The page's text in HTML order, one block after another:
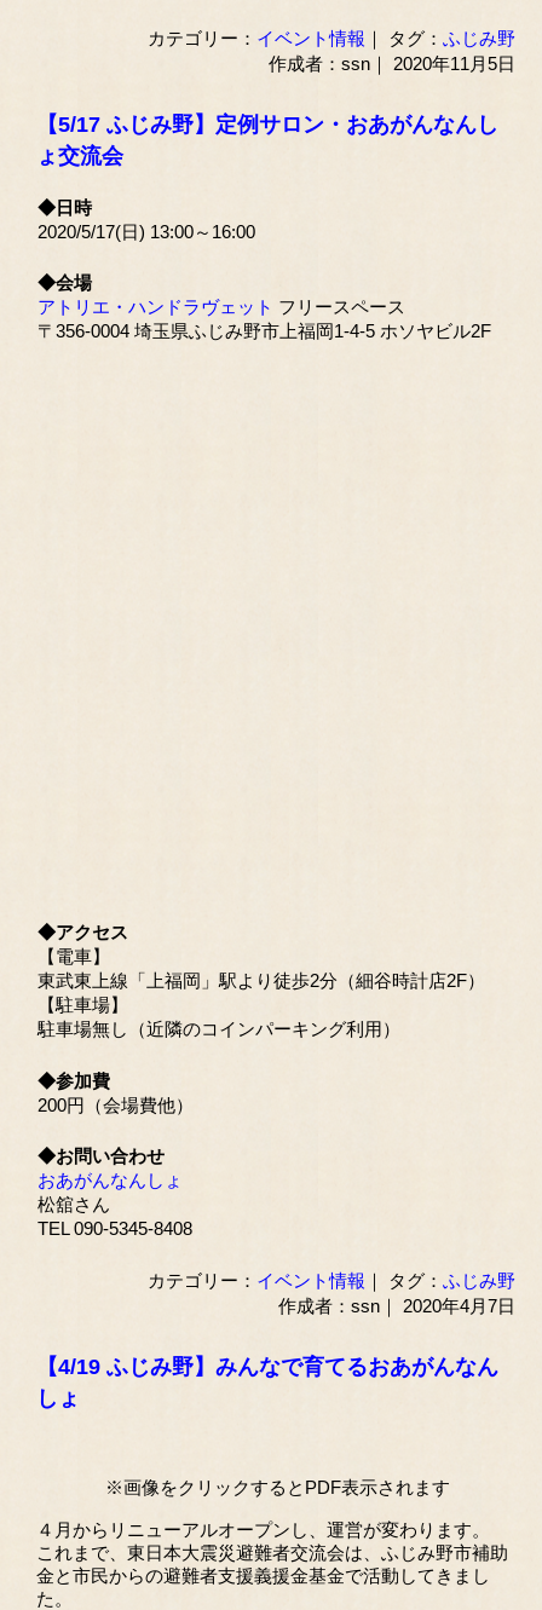
カテゴリー： イベント情報 ｜ タグ：ふじみ野
作成者：ssn｜ 2020年11月5日
【5/17 ふじみ野】定例サロン・おあがんなんし
ょ交流会
◆日時
2020/5/17(日) 13:00～16:00
◆会場
アトリエ・ハンドラヴェット フリースペース
〒356-0004 埼玉県ふじみ野市上福岡1-4-5 ホソヤビル2F
◆アクセス
【電車】
東武東上線「上福岡」駅より徒歩2分（細谷時計店2F）
【駐車場】
駐車場無し（近隣のコインパーキング利用）
◆参加費
200円（会場費他）
◆お問い合わせ
おあがんなんしょ
松舘さん
TEL 090-5345-8408
カテゴリー： イベント情報 ｜ タグ：ふじみ野
作成者：ssn｜ 2020年4月7日
【4/19 ふじみ野】みんなで育てるおあがんなん
しょ
※画像をクリックするとPDF表示されます
４月からリニューアルオープンし、運営が変わります。
これまで、東日本大震災避難者交流会は、ふじみ野市補助
金と市民からの避難者支援義援金基金で活動してきまし
た。